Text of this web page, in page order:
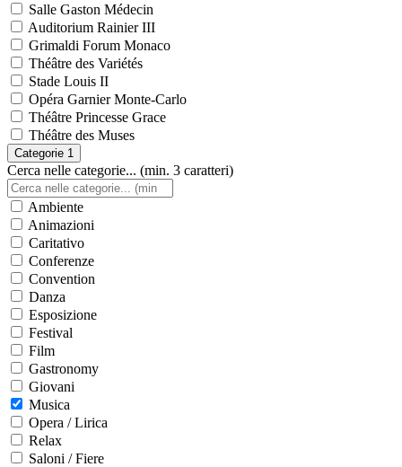
Salle Gaston Médecin
Auditorium Rainier III
Grimaldi Forum Monaco
Théâtre des Variétés
Stade Louis II
Opéra Garnier Monte-Carlo
Théâtre Princesse Grace
Théâtre des Muses
Categorie 1
Cerca nelle categorie... (min. 3 caratteri)
Ambiente
Animazioni
Caritativo
Conferenze
Convention
Danza
Esposizione
Festival
Film
Gastronomy
Giovani
Musica
Opera / Lirica
Relax
Saloni / Fiere